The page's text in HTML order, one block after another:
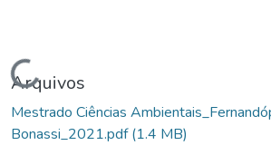
Carregando...
Arquivos
Mestrado Ciências
Bonassi_2021.pdf(1.4 MB)